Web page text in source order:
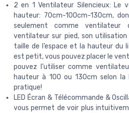
2 en 1 Ventilateur Silencieux: Le
hauteur: 70cm-100cm-130cm,
seulement comme ventilateur
ventilateur sur pied, son
taille de l’espace et la hauteur du
est petit, vous pouvez placer le
pouvez l’utiliser comme
hauteur à 100 ou 130cm selon
pratique!
LED Écran & Télécommande &
vous permet de voir plus